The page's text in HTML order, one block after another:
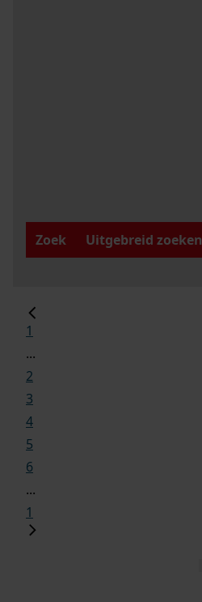
Zoek
Uitgebreid zoeken
1
...
2
3
4
5
6
...
1